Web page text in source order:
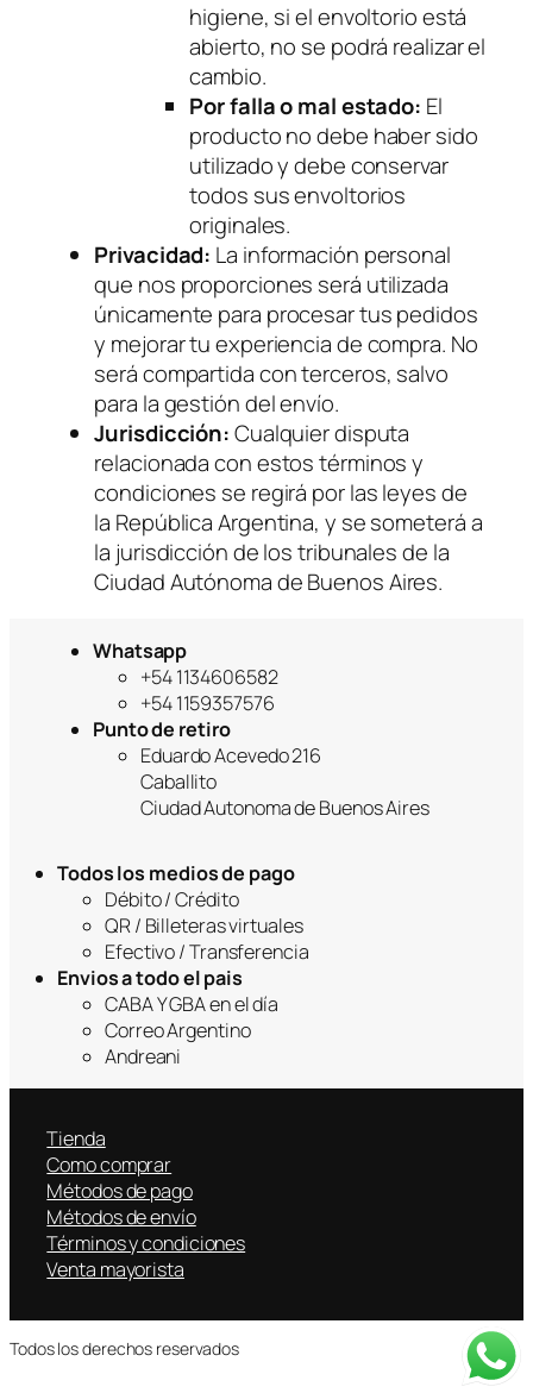
higiene, si el envoltorio está
abierto, no se podrá realizar el
cambio.
Por falla o mal estado: El
producto no debe haber sido
utilizado y debe conservar
todos sus envoltorios
originales.
Privacidad: La información personal
que nos proporciones será utilizada
únicamente para procesar tus pedidos
y mejorar tu experiencia de compra. No
será compartida con terceros, salvo
para la gestión del envío.
Jurisdicción:Cualquier disputa
relacionada con estos términos y
condiciones se regirá por las leyes de
la República Argentina, y se someterá a
la jurisdicción de los tribunales de la
Ciudad Autónoma de Buenos Aires.
Whatsapp
+54 1134606582
+54 1159357576
Punto de retiro
Eduardo Acevedo 216
Caballito
Ciudad Autonoma de Buenos Aires
Todos los medios de pago
Débito / Crédito
QR / Billeteras virtuales
Efectivo / Transferencia
Envios a todo el pais
CABA Y GBA en el día
Correo Argentino
Andreani
Tienda
Como comprar
Métodos de pago
Métodos de envío
Términos y condiciones
Venta mayorista
Todos los derechos reservados